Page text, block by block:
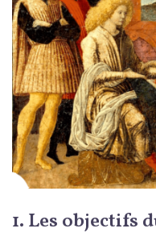
1. Les objectifs